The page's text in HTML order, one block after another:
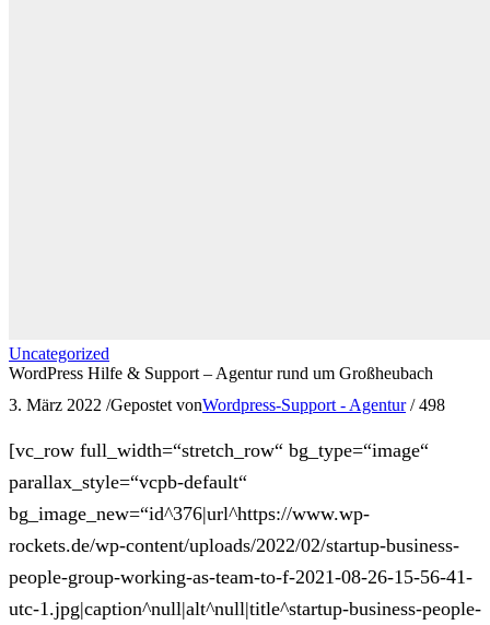
Uncategorized
WordPress Hilfe & Support – Agentur rund um Großheubach
3. März 2022 /Gepostet vonWordpress-Support - Agentur / 498
[vc_row full_width=“stretch_row“ bg_type=“image“
parallax_style=“vcpb-default“
bg_image_new=“id^376|url^https://www.wp-
rockets.de/wp-content/uploads/2022/02/startup-business-
people-group-working-as-team-to-f-2021-08-26-15-56-41-
utc-1.jpg|caption^null|alt^null|title^startup-business-people-